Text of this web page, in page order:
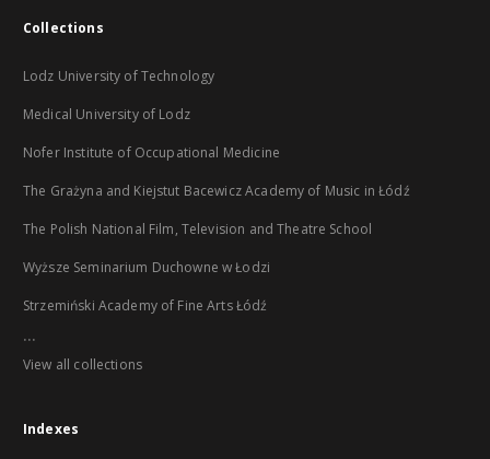
Collections
Lodz University of Technology
Medical University of Lodz
Nofer Institute of Occupational Medicine
The Grażyna and Kiejstut Bacewicz Academy of Music in Łódź
The Polish National Film, Television and Theatre School
Wyższe Seminarium Duchowne w Łodzi
Strzemiński Academy of Fine Arts Łódź
...
View all collections
Indexes